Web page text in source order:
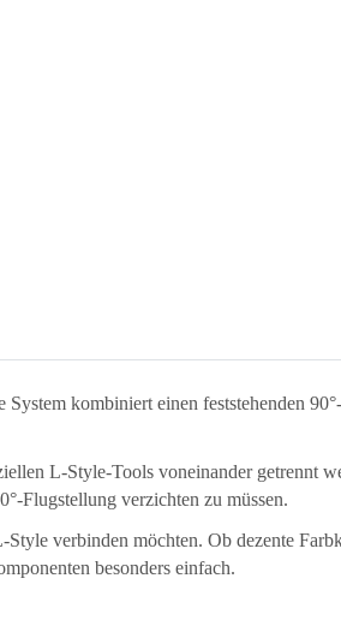
kombiniert einen feststehenden
L-Style-Tools voneinander getrennt
Flugstellung verzichten zu müssen.
verbinden möchten. Ob dezente
besonders einfach.